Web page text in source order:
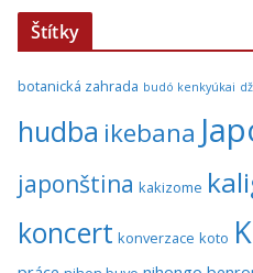
Štítky
botanická zahrada budó kenkyúkai
hudba ikebana
japonština kakizome
koncert konverzace koto